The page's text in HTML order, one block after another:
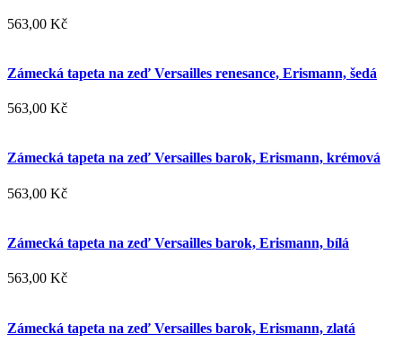
563,00 Kč
Zámecká tapeta na zeď Versailles renesance, Erismann, šedá
563,00 Kč
Zámecká tapeta na zeď Versailles barok, Erismann, krémová
563,00 Kč
Zámecká tapeta na zeď Versailles barok, Erismann, bílá
563,00 Kč
Zámecká tapeta na zeď Versailles barok, Erismann, zlatá